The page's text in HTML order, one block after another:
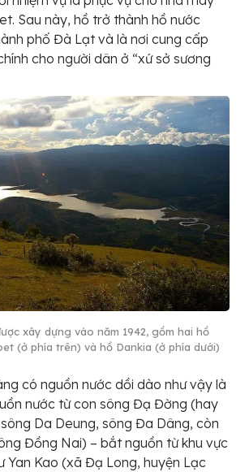
Sau này, hồ trở thành hồ nước
phố Đà Lạt và là nơi cung cấp
cho người dân ở “xứ sở sương
xây dựng vào năm 1942, gồm hai hồ
(ở phía trên) và hồ Dankia (ở phía dưới)
có nguồn nước dồi dào như vậy là
nước từ con sông Đạ Đờng (hay
Da Deung, sông Đa Dâng, còn
Đồng Nai) – bắt nguồn từ khu vực
Yan Kao (xã Đạ Long, huyện Lạc